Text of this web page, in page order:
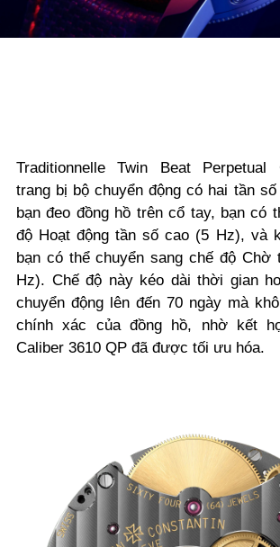
Traditionnelle Twin Beat Perpetual
trang bị bộ chuyển động có hai tần
bạn đeo đồng hồ trên cổ tay, bạn có
độ Hoạt động tần số cao (5 Hz), và
bạn có thể chuyển sang chế độ Chờ
Hz). Chế độ này kéo dài thời gian
chuyển động lên đến 70 ngày mà
chính xác của đồng hồ, nhờ kết
Caliber 3610 QP đã được tối ưu hóa.